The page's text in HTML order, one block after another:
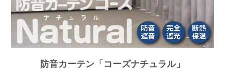
防音カーテン「コーズナチュラル」